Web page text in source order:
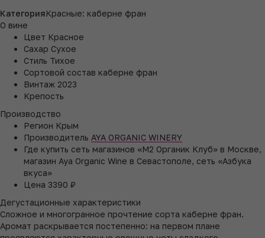
КатегорияКрасные: каберне фран
О вине
Цвет Красное
Сахар Сухое
Стиль Тихое
Сортовой состав каберне фран
Винтаж 2023
Крепость
Производство
Регион Крым
Производитель AYA ORGANIC WINERY
Где купить сеть магазинов «M2 Органик Клуб» в Москве,
магазин Aya Organic Wine в Севастополе, сеть «Азбука
вкуса»
Цена 3390 ₽
Дегустационные характеристики
Сложное и многогранное прочтение сорта каберне фран.
Аромат раскрывается постепенно: на первом плане